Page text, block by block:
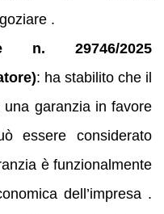
.
n. 29746/2025
: ha stabilito che il
garanzia in favore
essere considerato
è funzionalmente
dell’impresa .